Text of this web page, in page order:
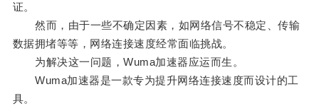
证。
然而，由于一些不确定因素，如网络信号不稳定、传输
数据拥堵等等，网络连接速度经常面临挑战。
为解决这一问题，Wuma加速器应运而生。
Wuma加速器是一款专为提升网络连接速度而设计的工
具。